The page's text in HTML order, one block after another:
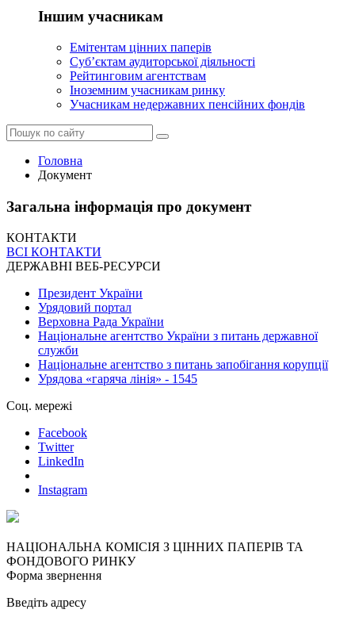
Іншим учасникам
Емітентам цінних паперів
Суб’єктам аудиторської діяльності
Рейтинговим агентствам
Іноземним учасникам ринку
Учасникам недержавних пенсійних фондів
Головна
Документ
Загальна інформація про документ
КОНТАКТИ
ВСІ КОНТАКТИ
ДЕРЖАВНІ ВЕБ-РЕСУРСИ
Президент України
Урядовий портал
Верховна Рада України
Національне агентство України з питань державної
служби
Національне агентство з питань запобігання корупції
Урядова «гаряча лінія» - 1545
Соц. мережі
Facebook
Twitter
LinkedIn
Instagram
НАЦІОНАЛЬНА КОМІСІЯ З ЦІННИХ ПАПЕРІВ ТА
ФОНДОВОГО РИНКУ
Форма звернення
Введіть адресу